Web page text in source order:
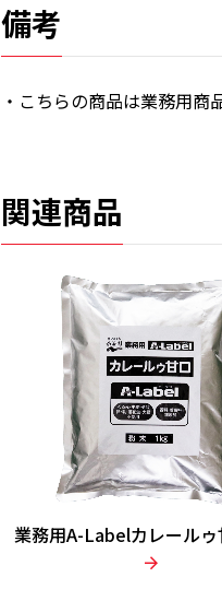
備考
・こちらの商品は業務用商
関連商品
業務用A-Labelカレール